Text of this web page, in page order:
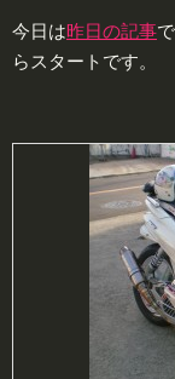
今日は昨日の記事
らスタートです。